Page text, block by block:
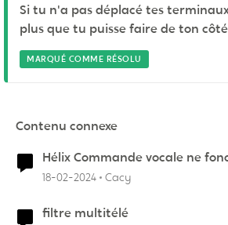
Si tu n'a pas déplacé tes
plus que tu puisse faire de ton côté
MARQUÉ COMME RÉSOLU
Contenu connexe
Hélix Commande vocale ne
18-02-2024 Cacy
filtre multitélé